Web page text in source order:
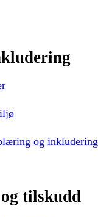
og inkludering
tilskudd